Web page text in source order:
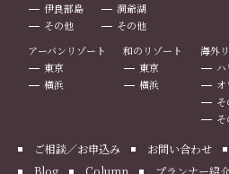
伊良部島
その他
洞爺湖
その他
アーバンリゾート
東京
横浜
和のリゾート
東京
横浜
海外
ハ
そ
ご相談／お申込み お問い合わせ